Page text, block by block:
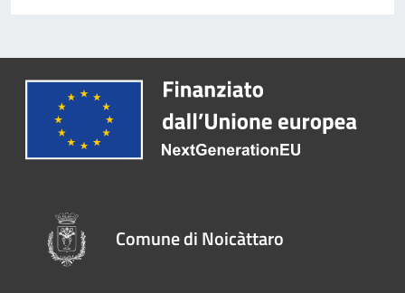
Comune di Noicàttaro